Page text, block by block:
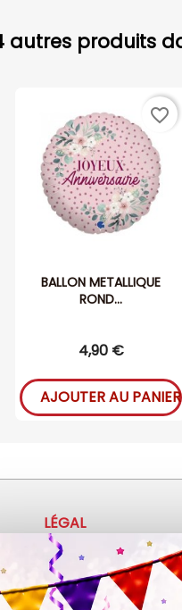
autres produits
BALLON METALLIQUE
ROND...
4,90 €
AJOUTER AU PANIER
favorite_border
LÉGAL
Mentions légales
Politique de
Conditions d'utilisation